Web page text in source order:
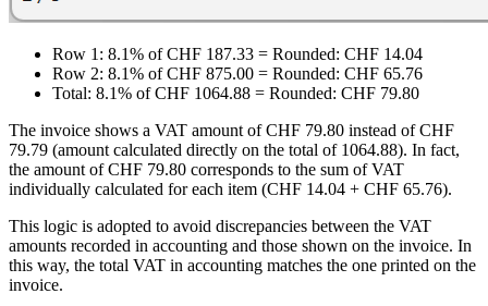
Row 1: 8.1% of CHF 187.33 = Rounded: CHF 14.04
Row 2: 8.1% of CHF 875.00 = Rounded: CHF 65.76
Total: 8.1% of CHF 1064.88 = Rounded: CHF 79.80
The invoice shows a VAT amount of CHF 79.80 instead of CHF
79.79 (amount calculated directly on the total of 1064.88). In fact,
the amount of CHF 79.80 corresponds to the sum of VAT
individually calculated for each item (CHF 14.04 + CHF 65.76).
This logic is adopted to avoid discrepancies between the VAT
amounts recorded in accounting and those shown on the invoice. In
this way, the total VAT in accounting matches the one printed on the
invoice.